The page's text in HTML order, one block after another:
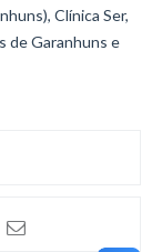
Clínica Ser,
de Garanhuns e